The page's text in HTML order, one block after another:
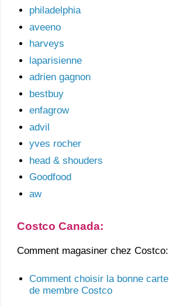
philadelphia
aveeno
harveys
laparisienne
adrien gagnon
bestbuy
enfagrow
advil
yves rocher
head & shouders
Goodfood
aw
Costco Canada:
Comment magasiner chez Costco:
Comment choisir la bonne carte
de membre Costco